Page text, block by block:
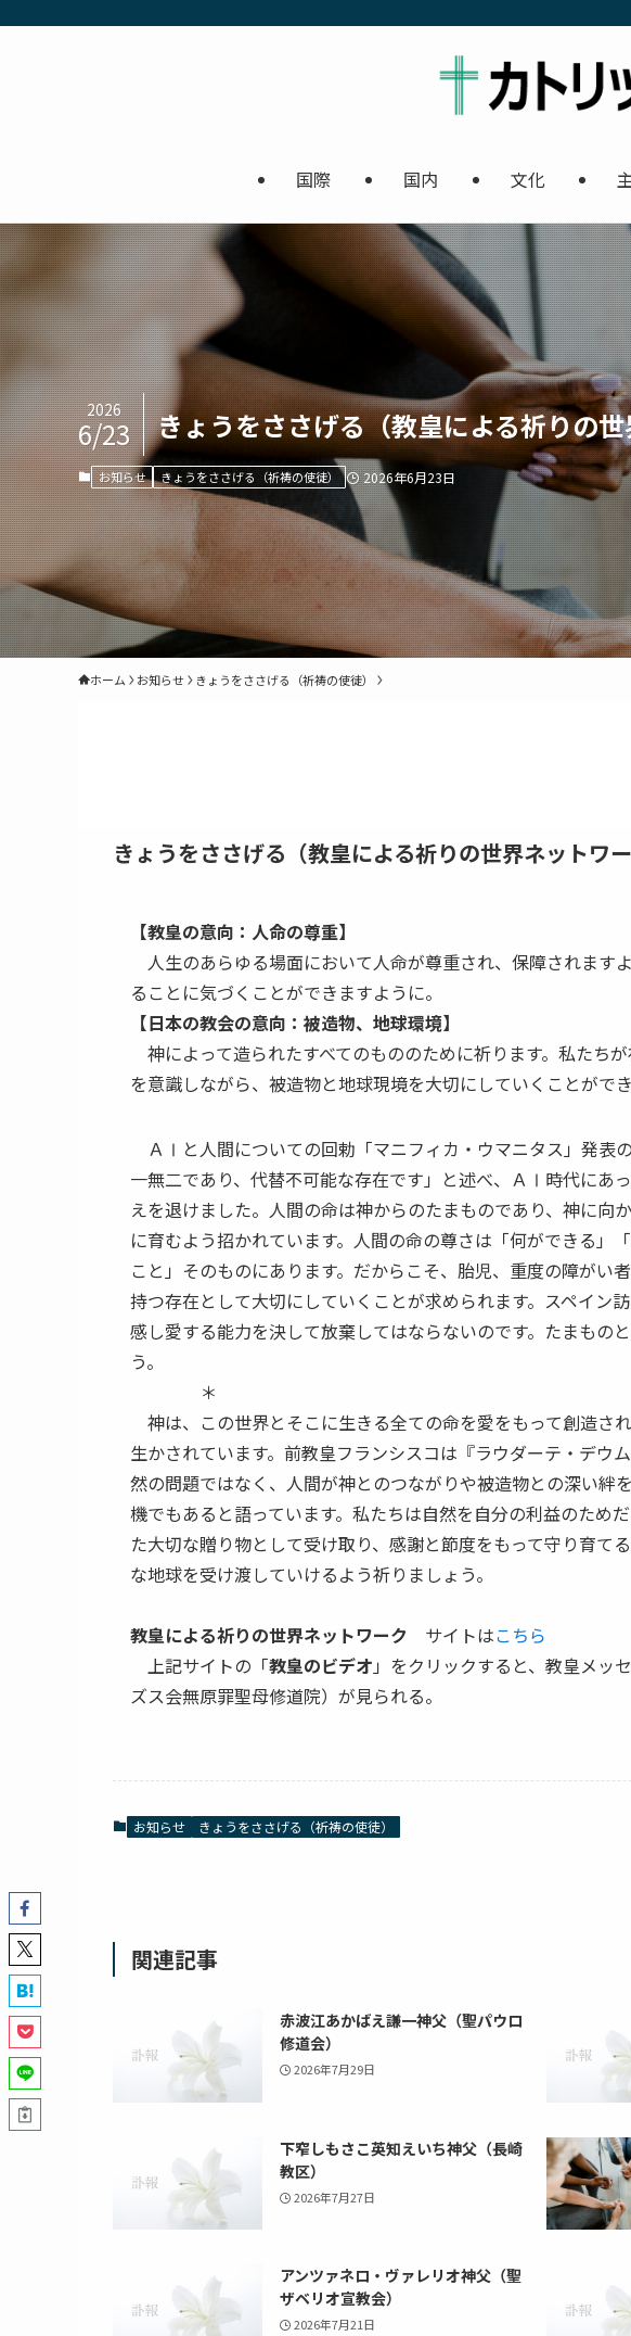
国際 国内 文化
きょうをささげる（教皇による祈りの
2026
6/23
お知らせ きょうをささげる（祈祷の使徒） 2026年6月23日
ホーム お知らせ きょうをささげる（祈祷の使徒）
きょうをささげる（教皇による祈りの世界ネットワ
【教皇の意向：人命の尊重】
人生のあらゆる場面において人命が尊重され、保障されます
ることに気づくことができますように。
【日本の教会の意向：被造物、地球環境】
神によって造られたすべてのもののために祈ります。私たち
を意識しながら、被造物と地球現境を大切にしていくことがで
ＡⅠと人間についての回勅「マニフィカ・ウマニタス」発表
一無二であり、代替不可能な存在です」と述べ、ＡⅠ時代にあ
えを退けました。人間の命は神からのたまものであり、神に向
に育むよう招かれています。人間の命の尊さは「何ができる」
こと」そのものにあります。だからこそ、胎児、重度の障がい
持つ存在として大切にしていくことが求められます。スペイン
感し愛する能力を決して放棄してはならないのです。たまもの
う。
＊
神は、この世界とそこに生きる全ての命を愛をもって創造さ
生かされています。前教皇フランシスコは『ラウダーテ・デウ
然の問題ではなく、人間が神とのつながりや被造物との深い絆
機でもあると語っています。私たちは自然を自分の利益のため
た大切な贈り物として受け取り、感謝と節度をもって守り育て
な地球を受け渡していけるよう祈りましょう。
教皇による祈りの世界ネットワーク サイトはこちら
上記サイトの「教皇のビデオ 」をクリックすると、教皇メッ
ズス会無原罪聖母修道院）が見られる。
お知らせ きょうをささげる（祈祷の使徒）
関連記事
赤波江あかばえ謙一神父（聖パウロ
修道会）
2026年7月29日
下窄しもさこ英知えいち神父（長崎
教区）
2026年7月27日
アンツァネロ・ヴァレリオ神父（聖
ザベリオ宣教会）
2026年7月21日